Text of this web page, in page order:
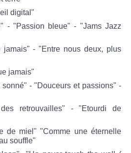
digital"
- "Passion bleue" - "Jams Jazz
jamais" - "Entre nous deux, plus
jamais"
- "Douceurs et passions" -
retrouvailles" - "Etourdi de
de miel" "Comme une éternelle
souffle"